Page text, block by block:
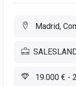
Madrid,
19.000 € -